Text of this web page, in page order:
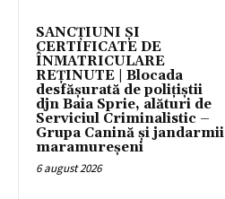
SANCȚIUNI ȘI
CERTIFICATE DE
ÎNMATRICULARE
REȚINUTE | Blocada
desfășurată de polițiștii
djn Baia Sprie, alături de
Serviciul Criminalistic –
Grupa Canină și jandarmii
maramureșeni
6 august 2026